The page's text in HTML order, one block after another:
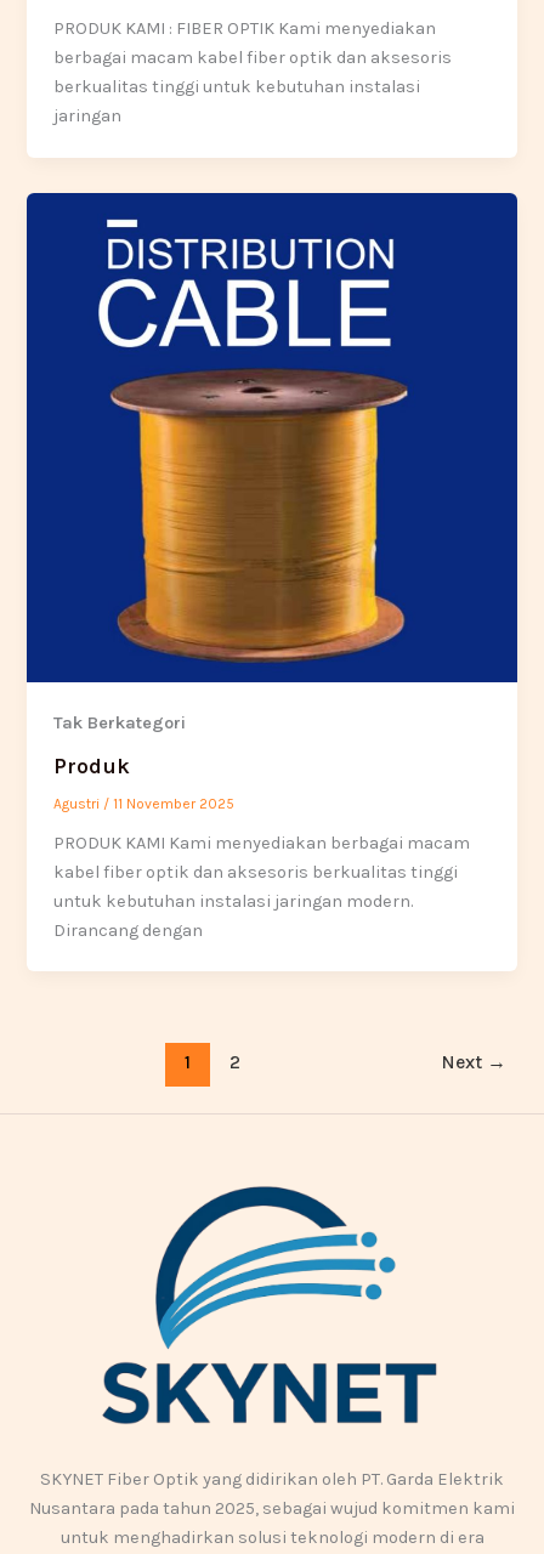
PRODUK KAMI : FIBER OPTIK Kami menyediakan
berbagai macam kabel fiber optik dan aksesoris
berkualitas tinggi untuk kebutuhan instalasi
jaringan
Tak Berkategori
Produk
Agustri /11 November 2025
PRODUK KAMI Kami menyediakan berbagai macam
kabel fiber optik dan aksesoris berkualitas tinggi
untuk kebutuhan instalasi jaringan modern.
Dirancang dengan
1 2 Next →
SKYNET Fiber Optik yang didirikan oleh PT. Garda Elektrik
Nusantara pada tahun 2025, sebagai wujud komitmen kami
untuk menghadirkan solusi teknologi modern di era